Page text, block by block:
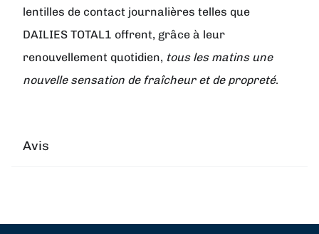
lentilles de contact journalières telles que
DAILIES TOTAL1 offrent, grâce à leur
renouvellement quotidien, tous les matins une
nouvelle sensation de fraîcheur et de propreté.
Avis